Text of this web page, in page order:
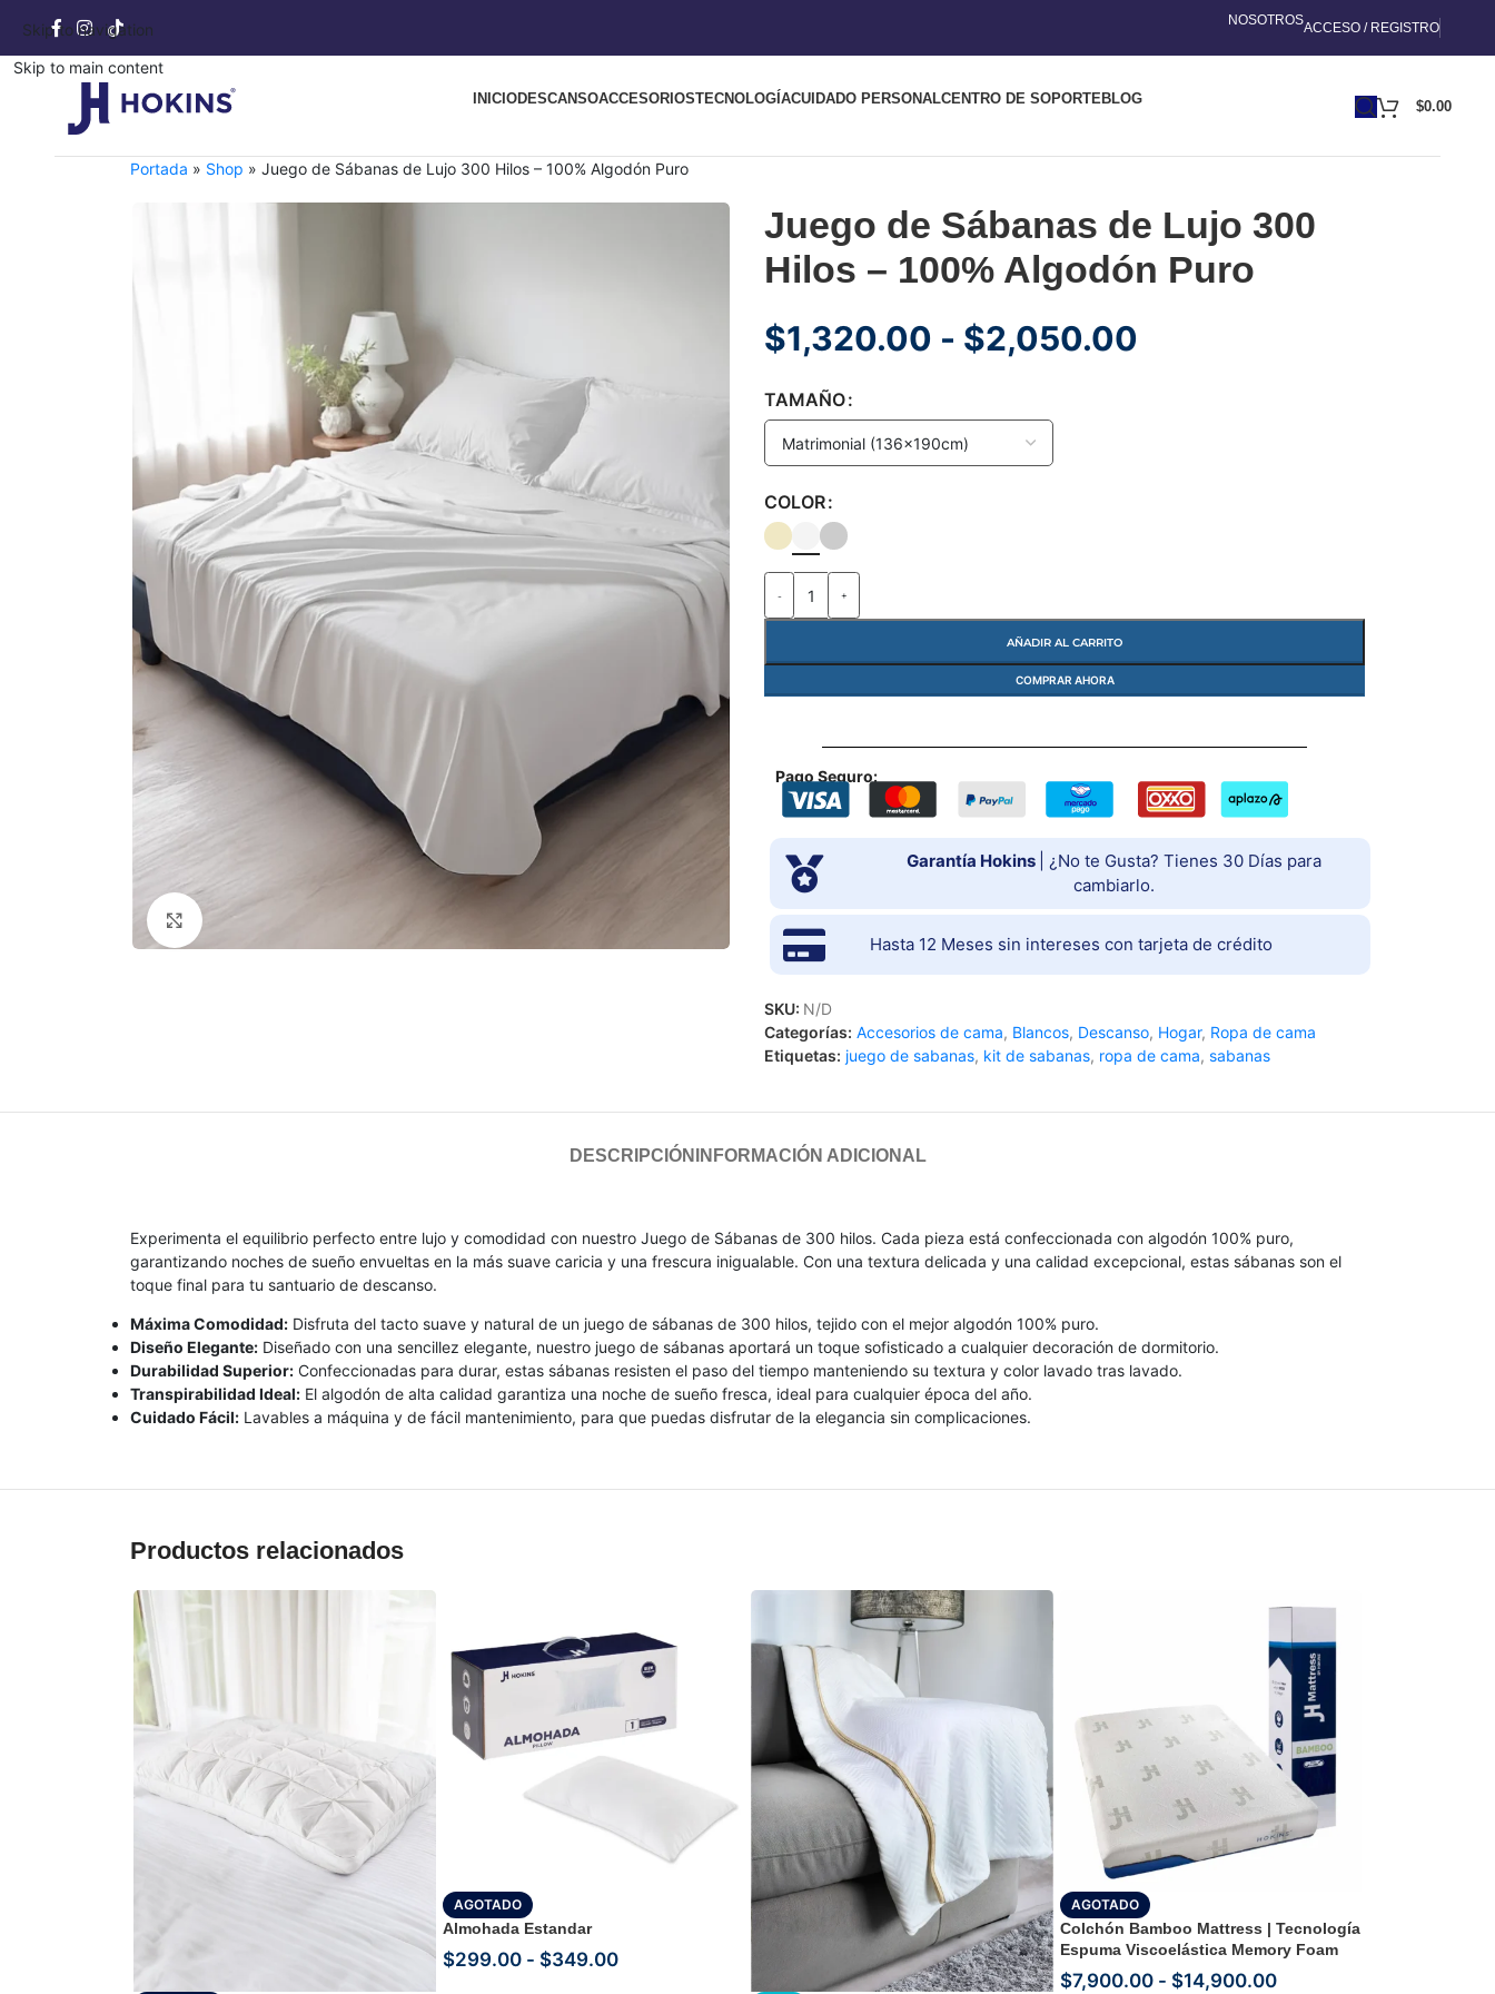
Skip to navigation
Skip to main content
NOSOTROSACCESO / REGISTRO
INICIODESCANSOACCESORIOSTECNOLOGÍACUIDADO PERSONALCENTRO DE SOPORTEBLOG $0.00
Portada » Shop » Juego de Sábanas de Lujo 300 Hilos – 100% Algodón Puro
Juego de Sábanas de Lujo 300
Hilos – 100% Algodón Puro
$1,320.00 - $2,050.00
TAMAÑO
COLOR
- +
AÑADIR AL CARRITO
COMPRAR AHORA
Pago Seguro:
Garantía Hokins
| ¿No te Gusta? Tienes 30 Días para
cambiarlo.
Hasta 12 Meses sin intereses con tarjeta de crédito
SKU: N/D
Categorías: Accesorios de cama, Blancos, Descanso, Hogar, Ropa de cama
Etiquetas: juego de sabanas, kit de sabanas, ropa de cama, sabanas
DESCRIPCIÓN INFORMACIÓN ADICIONAL
Experimenta el equilibrio perfecto entre lujo y comodidad con nuestro Juego de Sábanas de 300 hilos. Cada pieza está confeccionada con algodón 100% puro,
garantizando noches de sueño envueltas en la más suave caricia y una frescura inigualable. Con una textura delicada y una calidad excepcional, estas sábanas son el
toque final para tu santuario de descanso.
Máxima Comodidad: Disfruta del tacto suave y natural de un juego de sábanas de 300 hilos, tejido con el mejor algodón 100% puro.
Diseño Elegante: Diseñado con una sencillez elegante, nuestro juego de sábanas aportará un toque sofisticado a cualquier decoración de dormitorio.
Durabilidad Superior: Confeccionadas para durar, estas sábanas resisten el paso del tiempo manteniendo su textura y color lavado tras lavado.
Transpirabilidad Ideal: El algodón de alta calidad garantiza una noche de sueño fresca, ideal para cualquier época del año.
Cuidado Fácil: Lavables a máquina y de fácil mantenimiento, para que puedas disfrutar de la elegancia sin complicaciones.
Productos relacionados
AGOTADO
Almohada Estandar
$299.00 - $349.00
AGOTADO
Colchón Bamboo Mattress | Tecnología
Espuma Viscoelástica Memory Foam
$7,900.00 - $14,900.00